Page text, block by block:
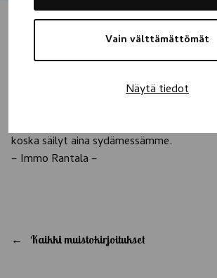
Vain välttämättömät
Näytä tiedot
Et suruja tunne taivaan tiellä,
koska säilyt aina sydämessämme.
– Immo Rantala –
Kaikki muistokirjoitukset